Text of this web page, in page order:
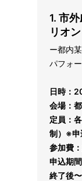
1. 市
リオ
ー都内
パフォ
日時：
会場：
定員：
制）※申
参加費
申込期
終了後